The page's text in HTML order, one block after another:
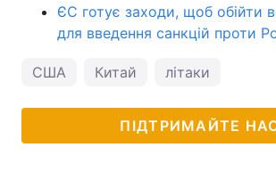
ЄС готує заходи, щоб обійти
для введення санкцій проти
США Китай літаки
ПІДТРИМАЙТЕ